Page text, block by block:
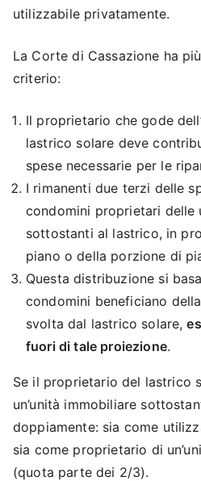
utilizzabile privatamente.
La Corte di Cassazione ha
criterio:
Il proprietario che gode
lastrico solare deve
spese necessarie per le
I rimanenti due terzi delle
condomini proprietari delle
sottostanti al lastrico, in
piano o della porzione di
Questa distribuzione si
condomini beneficiano
svolta dal lastrico solare,
fuori di tale proiezione.
Se il proprietario del lastrico
un’unità immobiliare
doppiamente: sia come
sia come proprietario di
(quota parte dei 2/3).